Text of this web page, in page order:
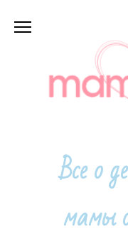
Все о
мамы